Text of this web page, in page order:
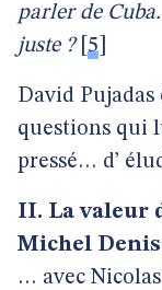
parler de
juste ?[ 5
David
questions qui
pressé… d’
II. La valeur
Michel
… avec